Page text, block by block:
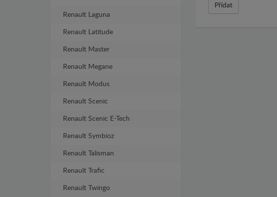
Renault Laguna
Renault Latitude
Renault Master
Renault Megane
Renault Modus
Renault Scenic
Renault Scenic E-Tech
Renault Symbioz
Renault Talisman
Renault Trafic
Renault Twingo
Přídat